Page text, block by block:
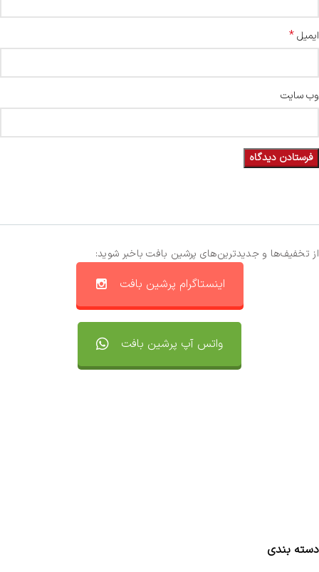
ایمیل*
وب‌ سایت
از تخفیف‌ها و جدیدترین‌های پرشین بافت باخبر شوید:
اینستاگرام پرشین بافت
واتس آپ پرشین بافت
دسته بندی